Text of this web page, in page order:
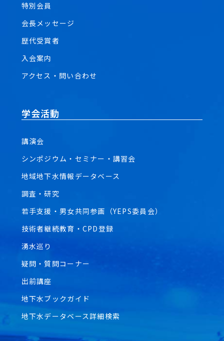
特別会員
会長メッセージ
歴代受賞者
入会案内
アクセス・問い合わせ
学会活動
講演会
シンポジウム・セミナー・講習会
地域地下水情報データベース
調査・研究
若手支援・男女共同参画（YEPS委員会）
技術者継続教育・CPD登録
湧水巡り
疑問・質問コーナー
出前講座
地下水ブックガイド
地下水データベース詳細検索